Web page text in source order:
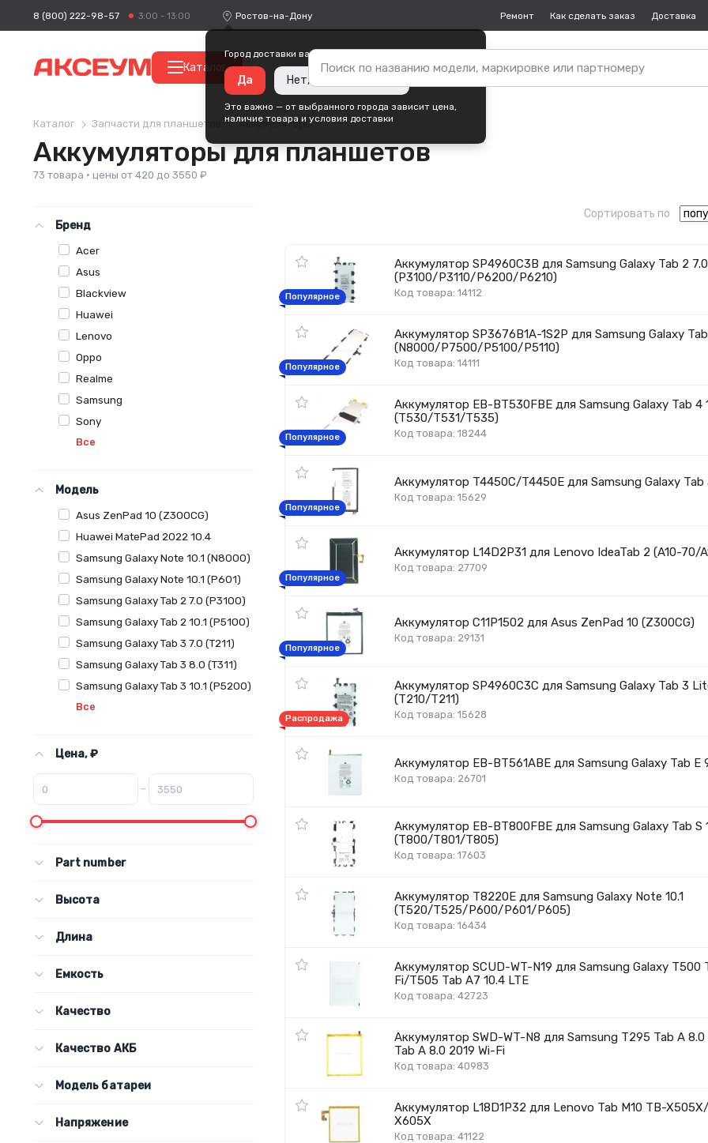
8 (800) 222-98-57 3:00 - 13:00 Ростов-на-Дону
Город доставки ваших покупок —
Да Нет, изменить город
Это важно — от выбранного города зависит цена,
наличие товара и условия доставки
Ремонт Как сделать заказ Доставка
Каталог
Каталог Запчасти для планшетов Аккумуляторы
Аккумуляторы для планшетов
73 товара · цены от 420 до 3550 ₽
Бренд
Acer
Asus
Blackview
Huawei
Lenovo
Oppo
Realme
Samsung
Sony
Все
Модель
Asus ZenPad 10 (Z300CG)
Huawei MatePad 2022 10.4
Samsung Galaxy Note 10.1 (N8000)
Samsung Galaxy Note 10.1 (P601)
Samsung Galaxy Tab 2 7.0 (P3100)
Samsung Galaxy Tab 2 10.1 (P5100)
Samsung Galaxy Tab 3 7.0 (T211)
Samsung Galaxy Tab 3 8.0 (T311)
Samsung Galaxy Tab 3 10.1 (P5200)
Все
Цена, ₽
–
Part number
Высота
Длина
Емкость
Качество
Качество АКБ
Модель батареи
Напряжение
Сортировать по
Аккумулятор SP4960C3B для Samsung Galaxy Tab 2 7.0
(P3100/P3110/P6200/P6210)
Код товара: 14112
Популярное
Аккумулятор SP3676B1A-1S2P для Samsung Galaxy Tab
(N8000/P7500/P5100/P5110)
Код товара: 14111
Популярное
Аккумулятор EB-BT530FBE для Samsung Galaxy Tab 4
(T530/T531/T535)
Код товара: 18244
Популярное
Аккумулятор T4450C/T4450E для Samsung Galaxy Tab
Код товара: 15629
Популярное
Аккумулятор L14D2P31 для Lenovo IdeaTab 2 (A10-70/
Код товара: 27709
Популярное
Аккумулятор C11P1502 для Asus ZenPad 10 (Z300CG)
Код товара: 29131
Популярное
Аккумулятор SP4960C3C для Samsung Galaxy Tab 3
(T210/T211)
Код товара: 15628
Распродажа
Аккумулятор EB-BT561ABE для Samsung Galaxy Tab E
Код товара: 26701
Аккумулятор EB-BT800FBE для Samsung Galaxy Tab S
(T800/T801/T805)
Код товара: 17603
Аккумулятор T8220E для Samsung Galaxy Note 10.1
(T520/T525/P600/P601/P605)
Код товара: 16434
Аккумулятор SCUD-WT-N19 для Samsung Galaxy T500
Fi/T505 Tab A7 10.4 LTE
Код товара: 42723
Аккумулятор SWD-WT-N8 для Samsung T295 Tab A
Tab A 8.0 2019 Wi-Fi
Код товара: 40983
Аккумулятор L18D1P32 для Lenovo Tab M10 TB-
X605X
Код товара: 41122